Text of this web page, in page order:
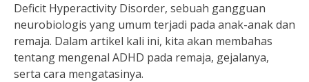
Deficit Hyperactivity Disorder, sebuah gangguan
neurobiologis yang umum terjadi pada anak-anak dan
remaja. Dalam artikel kali ini, kita akan membahas
tentang mengenal ADHD pada remaja, gejalanya,
serta cara mengatasinya.